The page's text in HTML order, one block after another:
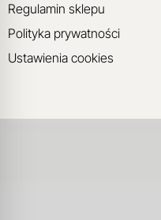
Regulamin sklepu
Polityka prywatności
Ustawienia cookies